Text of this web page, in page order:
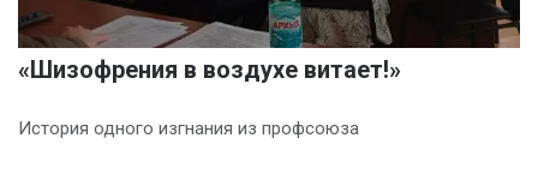
«Шизофрения в воздухе витает!»
История одного изгнания из профсоюза